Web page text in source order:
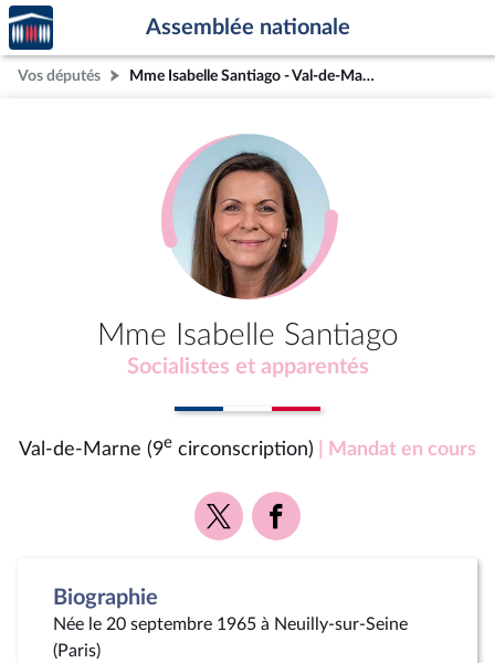
Aller au contenu
Aller en bas de la page
Accèder
à la
page
d'accueil
Assemblée nationale
Vos députés Mme Isabelle Santiago - Val-de-Marne (9e circonscription)
Mme Isabelle Santiago
Socialistes et apparentés
Val-de-Marne (9e circonscription) | Mandat en cours
Voir
la
Voir
la
Biographie
Née le 20 septembre 1965 à Neuilly-sur-Seine
(Paris)